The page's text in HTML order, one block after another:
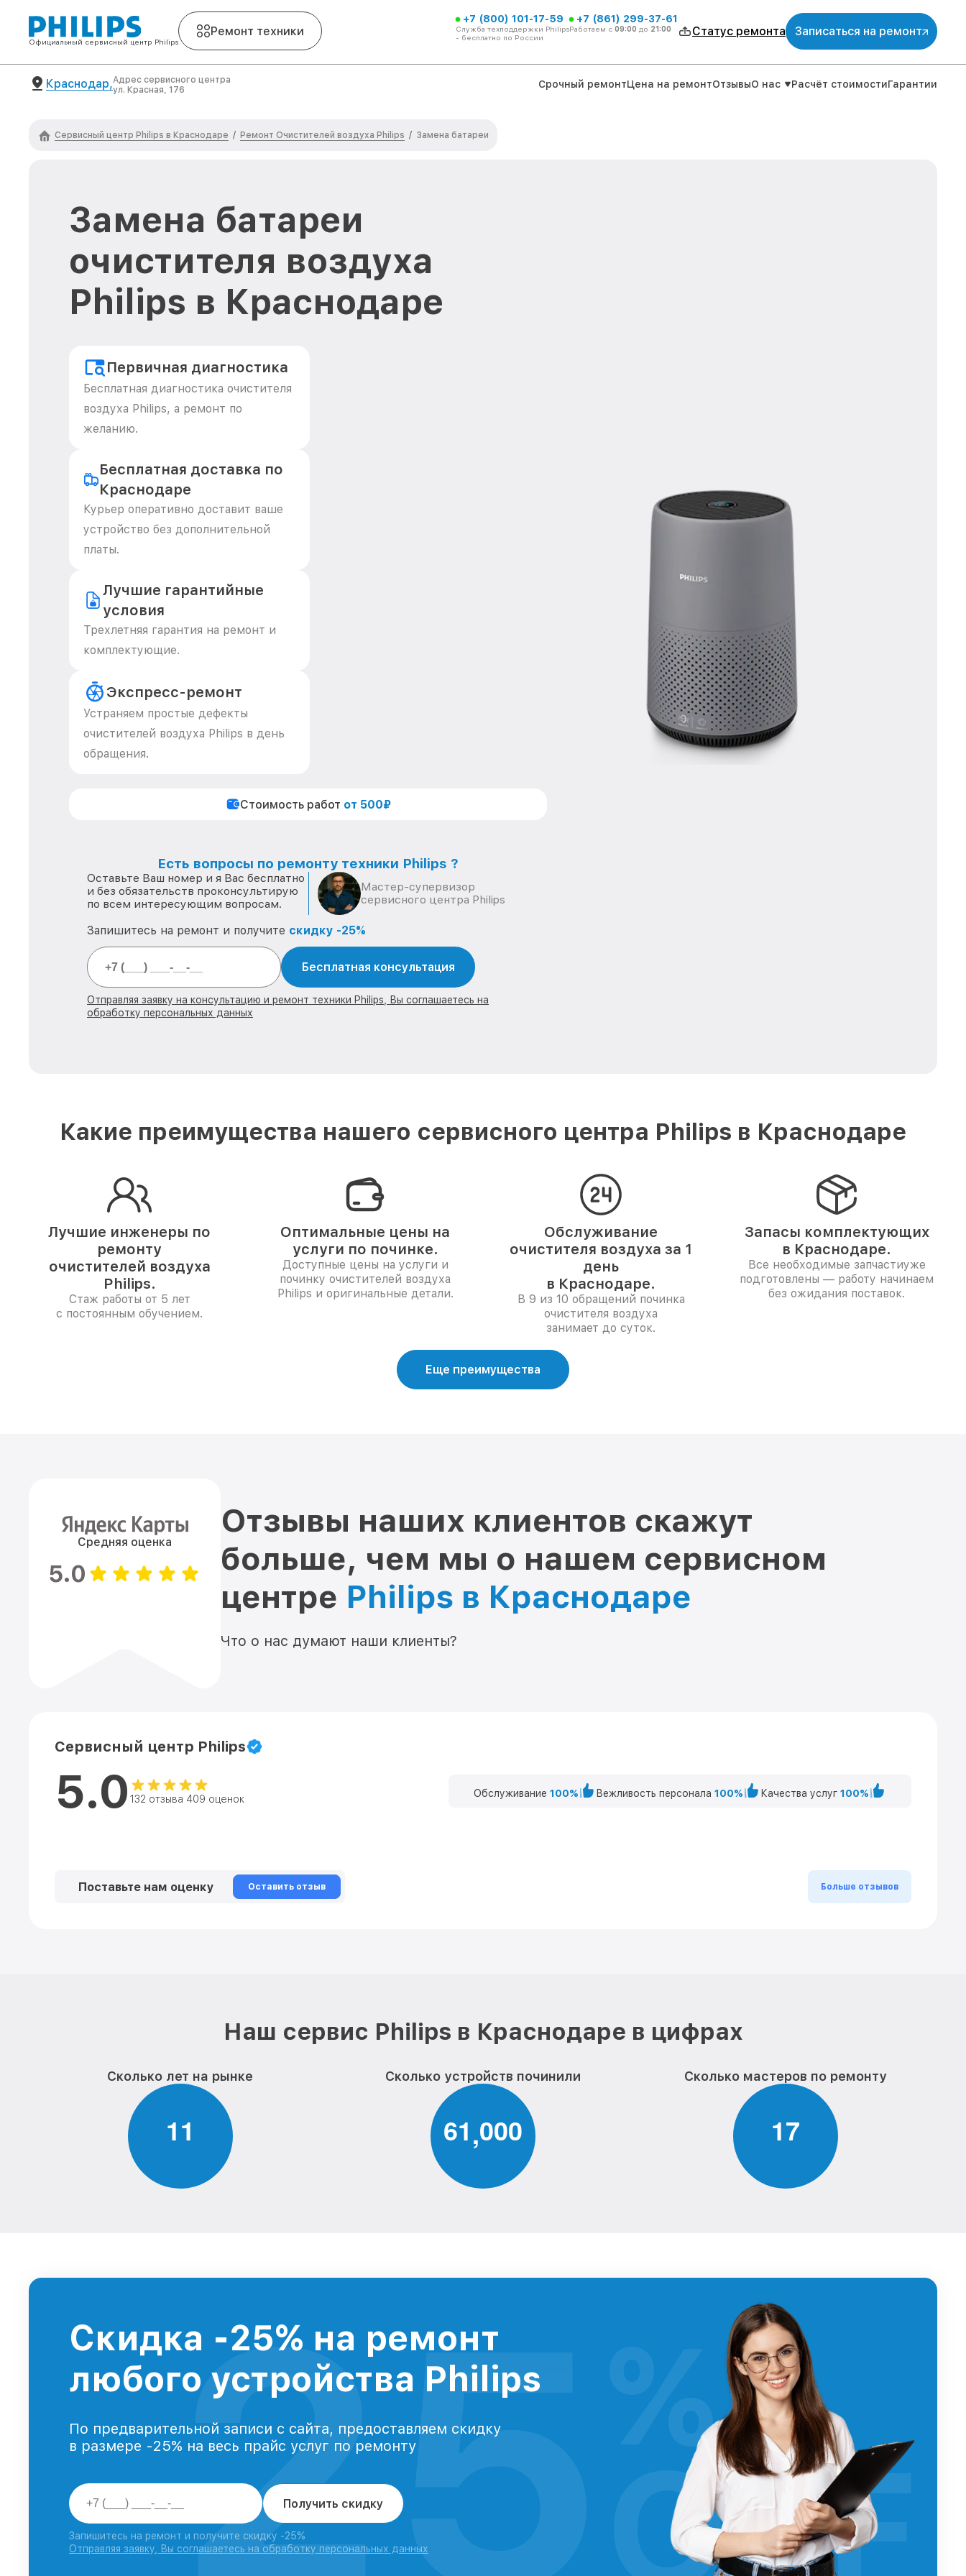
Официальный сервисный центр Philips
Ремонт техники
+7 (800) 101-17-59
Служба техподдержки Philips
- бесплатно по России
+7 (861) 299-37-61
Работаем с 09:00 до 21:00 Статус ремонта Записаться на ремонт
Краснодар,Адрес сервисного центра
ул. Красная, 176
Срочный ремонтЦена на ремонтОтзывыО нас Расчёт стоимостиГарантии
Сервисный центр Philips в Краснодаре / Ремонт Очистителей воздуха Philips / Замена батареи
Замена батареи
очистителя воздуха
Philips в Краснодаре
Первичная диагностика
Бесплатная диагностика очистителя
воздуха Philips, а ремонт по
желанию.
Бесплатная доставка по
Краснодаре
Курьер оперативно доставит ваше
устройство без дополнительной
платы.
Лучшие гарантийные
условия
Трехлетняя гарантия на ремонт и
комплектующие.
Экспресс-ремонт
Устраняем простые дефекты
очистителей воздуха Philips в день
обращения.
Стоимость работ от 500₽
Есть вопросы по ремонту техники Philips ?
Оставьте Ваш номер и я Вас бесплатно
и без обязательств проконсультирую
по всем интересующим вопросам.
Мастер-супервизор
сервисного центра Philips
Запишитесь на ремонт и получите скидку -25%
Бесплатная консультация
Отправляя заявку на консультацию и ремонт техники Philips, Вы соглашаетесь на
обработку персональных данных
Какие преимущества нашего сервисного центра Philips в Краснодаре
Лучшие инженеры по
ремонту
очистителей воздуха
Philips.
Стаж работы от 5 лет
с постоянным обучением.
Оптимальные цены на
услуги по починке.
Доступные цены на услуги и
починку очистителей воздуха
Philips и оригинальные детали.
Обслуживание
очистителя воздуха за 1
день
в Краснодаре.
В 9 из 10 обращений починка
очистителя воздуха
занимает до суток.
Запасы комплектующих
в Краснодаре.
Все необходимые запчастиуже
подготовлены — работу начинаем
без ожидания поставок.
Еще преимущества
Средняя оценка
5.0
Отзывы наших клиентов скажут
больше, чем мы о нашем сервисном
центре Philips в Краснодаре
Что о нас думают наши клиенты?
Сервисный центр Philips
5.0 132 отзыва 409 оценок Обслуживание 100% Вежливость персонала 100% Качества услуг 100%
Поставьте нам оценку Оставить отзыв Больше отзывов
Наш сервис Philips в Краснодаре в цифрах
Сколько лет на рынке
11
Сколько устройств починили
61,000
Сколько мастеров по ремонту
17
Скидка -25% на ремонт
любого устройства Philips
По предварительной записи с сайта, предоставляем скидку
в размере -25% на весь прайс услуг по ремонту
Получить скидку
Запишитесь на ремонт и получите скидку -25%
Отправляя заявку, Вы соглашаетесь на обработку персональных данных
25 %
OFF